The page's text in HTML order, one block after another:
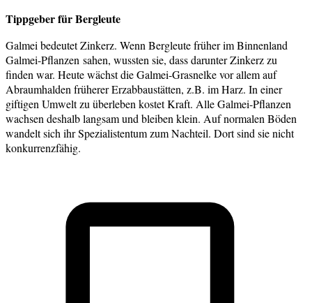
Tippgeber für Bergleute
Galmei bedeutet Zinkerz. Wenn Bergleute früher im Binnenland
Galmei-Pflanzen sahen, wussten sie, dass darunter Zinkerz zu
finden war. Heute wächst die Galmei-Grasnelke vor allem auf
Abraumhalden früherer Erzabbaustätten, z.B. im Harz. In einer
giftigen Umwelt zu überleben kostet Kraft. Alle Galmei-Pflanzen
wachsen deshalb langsam und bleiben klein. Auf normalen Böden
wandelt sich ihr Spezialistentum zum Nachteil. Dort sind sie nicht
konkurrenzfähig.